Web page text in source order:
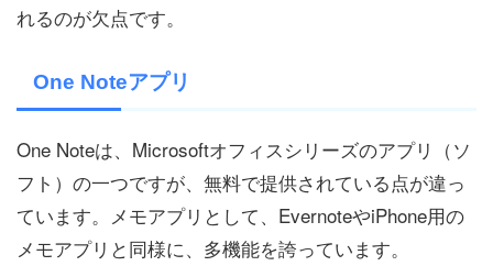
れるのが欠点です。
One Noteアプリ
One Noteは、Microsoftオフィスシリーズのアプリ（ソ
フト）の一つですが、無料で提供されている点が違っ
ています。メモアプリとして、EvernoteやiPhone用の
メモアプリと同様に、多機能を誇っています。